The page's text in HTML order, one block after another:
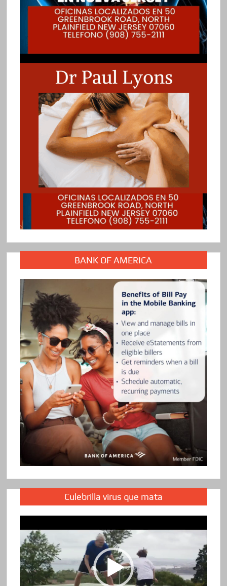
BANK OF AMERICA
Culebrilla virus que mata
de
vídeo